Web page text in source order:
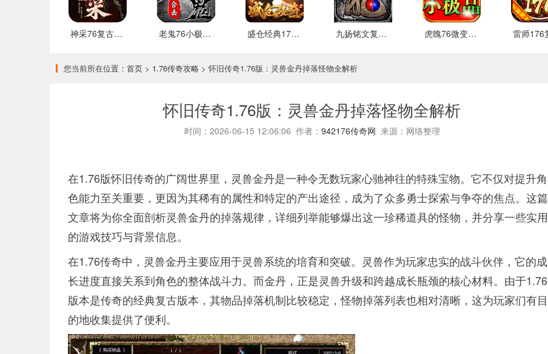
神采76复古加强版 安卓下载 老鬼76小极品合击 推荐 盛仓经典176 安卓下载 九扬铭文复古176新玩法介绍 虎魄76微变小极品游戏点评
您当前所在位置： 首页 > 1.76传奇攻略 > 怀旧传奇1.76版：灵兽金丹掉落怪物全解析
怀旧传奇1.76版：灵兽金丹掉落怪物全解析
时间：2026-06-15 12:06:06 作者： 942176传奇网 来源：网络整理
在1.76版怀旧传奇的广阔世界里，灵兽金丹是一种令无数玩家心驰神往的特殊宝物。它不仅对提升角
色能力至关重要，更因为其稀有的属性和特定的产出途径，成为了众多勇士探索与争夺的焦点。这篇
文章将为你全面剖析灵兽金丹的掉落规律，详细列举能够爆出这一珍稀道具的怪物，并分享一些实用
的游戏技巧与背景信息。
在1.76传奇中，灵兽金丹主要应用于灵兽系统的培育和突破。灵兽作为玩家忠实的战斗伙伴，它的成
长进度直接关系到角色的整体战斗力。而金丹，正是灵兽升级和跨越成长瓶颈的核心材料。由于1.76
版本是传奇的经典复古版本，其物品掉落机制比较稳定，怪物掉落列表也相对清晰，这为玩家们有目
的地收集提供了便利。